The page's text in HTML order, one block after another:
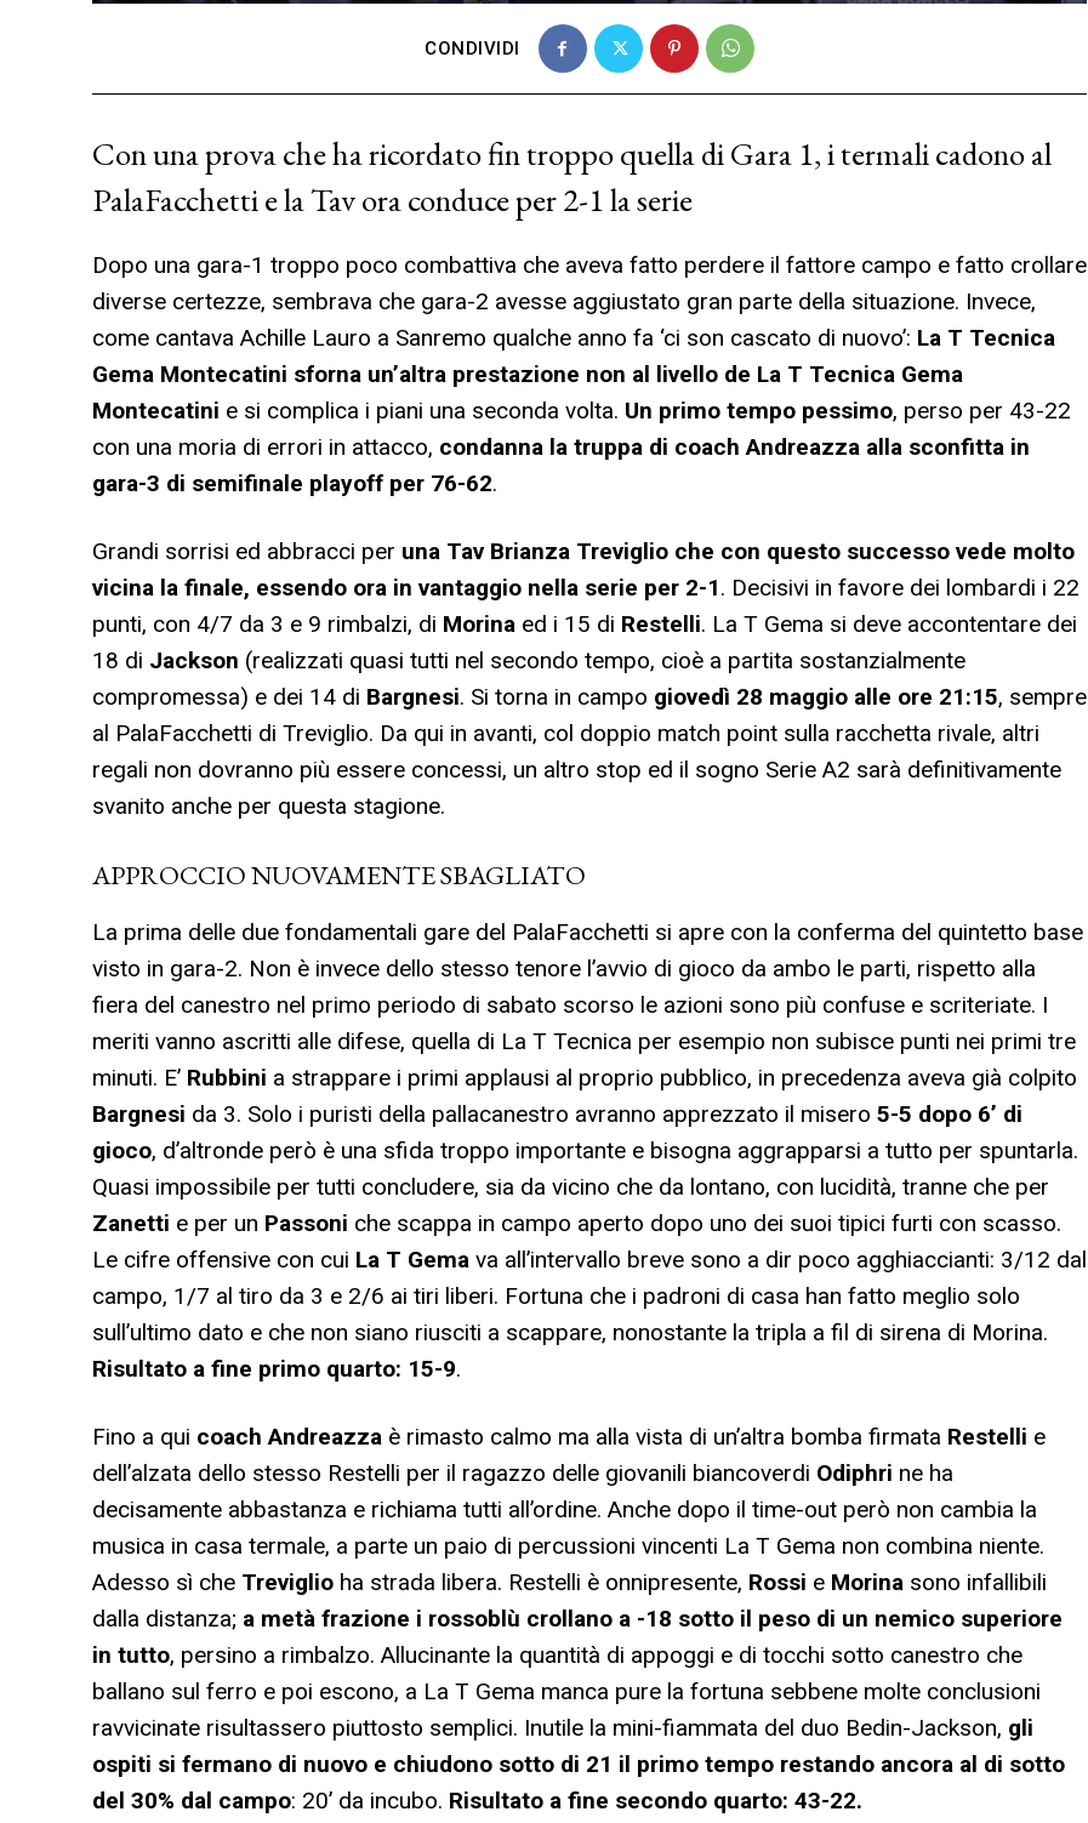
CONDIVIDI
Con una prova che ha ricordato fin troppo quella di Gara 1, i termali cadono al
PalaFacchetti e la Tav ora conduce per 2-1 la serie
Dopo una gara-1 troppo poco combattiva che aveva fatto perdere il fattore campo e fatto crollare
diverse certezze, sembrava che gara-2 avesse aggiustato gran parte della situazione. Invece,
come cantava Achille Lauro a Sanremo qualche anno fa ‘ci son cascato di nuovo’: La T Tecnica
Gema Montecatini sforna un’altra prestazione non al livello de La T Tecnica Gema
Montecatini e si complica i piani una seconda volta. Un primo tempo pessimo, perso per 43-22
con una moria di errori in attacco, condanna la truppa di coach Andreazza alla sconfitta in
gara-3 di semifinale playoff per 76-62.
Grandi sorrisi ed abbracci per una Tav Brianza Treviglio che con questo successo vede molto
vicina la finale, essendo ora in vantaggio nella serie per 2-1. Decisivi in favore dei lombardi i 22
punti, con 4/7 da 3 e 9 rimbalzi, di Morina ed i 15 di Restelli. La T Gema si deve accontentare dei
18 di Jackson (realizzati quasi tutti nel secondo tempo, cioè a partita sostanzialmente
compromessa) e dei 14 di Bargnesi. Si torna in campo giovedì 28 maggio alle ore 21:15, sempre
al PalaFacchetti di Treviglio. Da qui in avanti, col doppio match point sulla racchetta rivale, altri
regali non dovranno più essere concessi, un altro stop ed il sogno Serie A2 sarà definitivamente
svanito anche per questa stagione.
APPROCCIO NUOVAMENTE SBAGLIATO
La prima delle due fondamentali gare del PalaFacchetti si apre con la conferma del quintetto base
visto in gara-2. Non è invece dello stesso tenore l’avvio di gioco da ambo le parti, rispetto alla
fiera del canestro nel primo periodo di sabato scorso le azioni sono più confuse e scriteriate. I
meriti vanno ascritti alle difese, quella di La T Tecnica per esempio non subisce punti nei primi tre
minuti. E’ Rubbini a strappare i primi applausi al proprio pubblico, in precedenza aveva già colpito
Bargnesi da 3. Solo i puristi della pallacanestro avranno apprezzato il misero 5-5 dopo 6’ di
gioco, d’altronde però è una sfida troppo importante e bisogna aggrapparsi a tutto per spuntarla.
Quasi impossibile per tutti concludere, sia da vicino che da lontano, con lucidità, tranne che per
Zanetti e per un Passoni che scappa in campo aperto dopo uno dei suoi tipici furti con scasso.
Le cifre offensive con cui La T Gema va all’intervallo breve sono a dir poco agghiaccianti: 3/12 dal
campo, 1/7 al tiro da 3 e 2/6 ai tiri liberi. Fortuna che i padroni di casa han fatto meglio solo
sull’ultimo dato e che non siano riusciti a scappare, nonostante la tripla a fil di sirena di Morina.
Risultato a fine primo quarto: 15-9.
Fino a qui coach Andreazza è rimasto calmo ma alla vista di un’altra bomba firmata Restelli e
dell’alzata dello stesso Restelli per il ragazzo delle giovanili biancoverdi Odiphri ne ha
decisamente abbastanza e richiama tutti all’ordine. Anche dopo il time-out però non cambia la
musica in casa termale, a parte un paio di percussioni vincenti La T Gema non combina niente.
Adesso sì che Treviglio ha strada libera. Restelli è onnipresente, Rossi e Morina sono infallibili
dalla distanza; a metà frazione i rossoblù crollano a -18 sotto il peso di un nemico superiore
in tutto, persino a rimbalzo. Allucinante la quantità di appoggi e di tocchi sotto canestro che
ballano sul ferro e poi escono, a La T Gema manca pure la fortuna sebbene molte conclusioni
ravvicinate risultassero piuttosto semplici. Inutile la mini-fiammata del duo Bedin-Jackson, gli
ospiti si fermano di nuovo e chiudono sotto di 21 il primo tempo restando ancora al di sotto
del 30% dal campo: 20’ da incubo. Risultato a fine secondo quarto: 43-22.